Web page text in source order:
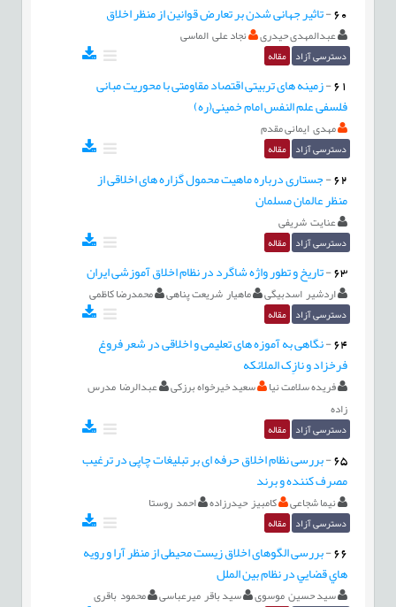
60
-تاثیر جهانی شدن بر تعارض قوانین از منظر اخلاق
عبدالمهدی حیدری نجاد علی الماسی
دسترسی آزاد مقاله
61
-زمینه های تربیتی اقتصاد مقاومتی با محوریت مبانی
فلسفی علم النفس امام خمینی(ره)
مهدی ایمانی مقدم
دسترسی آزاد مقاله
62
-جستاری درباره ماهیت محمول گزاره های اخلاقی از
منظر عالمان مسلمان
عنایت شریفی
دسترسی آزاد مقاله
63
-تاریخ و تطور واژه شاگرد در نظام اخلاق آموزشی ایران
اردشیر اسدبیگی ماهیار شریعت پناهی محمدرضا کاظمی
دسترسی آزاد مقاله
64
-نگاهی به آموزه های تعلیمی و اخلاقی در شعر فروغ
فرخزاد و نازِک الملائکه
فریده سلامت نیا سعید خیرخواه برزکی
عبدالرضا مدرس
زاده
دسترسی آزاد مقاله
65
-بررسی نظام اخلاق حرفه ای بر تبلیغات چاپی در ترغیب
مصرف کننده و برند
نیما شجاعی کامبیز حیدرزاده احمد روستا
دسترسی آزاد مقاله
66
-بررسی الگوهای اخلاق زیست محیطی از منظر آرا و رويه
هاي قضايي در نظام بين الملل
سید حسین موسوی سید باقر میرعباسی محمود باقری